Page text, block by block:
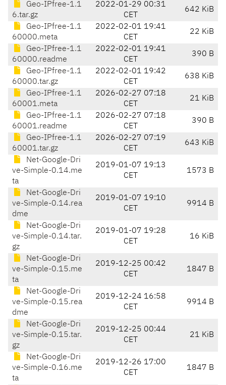
Geo-IPfree-1.1
6.tar.gz
2022-01-29 00:31
CET
642 KiB
Geo-IPfree-1.1
60000.meta
2022-02-01 19:41
CET
22 KiB
Geo-IPfree-1.1
60000.readme
2022-02-01 19:41
CET
390 B
Geo-IPfree-1.1
60000.tar.gz
2022-02-01 19:42
CET
638 KiB
Geo-IPfree-1.1
60001.meta
2026-02-27 07:18
CET
21 KiB
Geo-IPfree-1.1
60001.readme
2026-02-27 07:18
CET
390 B
Geo-IPfree-1.1
60001.tar.gz
2026-02-27 07:19
CET
643 KiB
Net-Google-Dri
ve-Simple-0.14.me
ta
2019-01-07 19:13
CET
1573 B
Net-Google-Dri
ve-Simple-0.14.rea
dme
2019-01-07 19:10
CET
9914 B
Net-Google-Dri
ve-Simple-0.14.tar.
gz
2019-01-07 19:28
CET
16 KiB
Net-Google-Dri
ve-Simple-0.15.me
ta
2019-12-25 00:42
CET
1847 B
Net-Google-Dri
ve-Simple-0.15.rea
dme
2019-12-24 16:58
CET
9914 B
Net-Google-Dri
ve-Simple-0.15.tar.
gz
2019-12-25 00:44
CET
21 KiB
Net-Google-Dri
ve-Simple-0.16.me
ta
2019-12-26 17:00
CET
1847 B